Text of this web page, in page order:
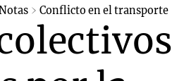
Conflicto en el transporte